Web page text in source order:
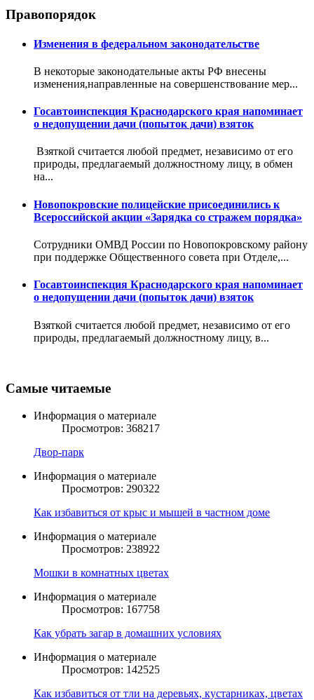
Правопорядок
Изменения в федеральном законодательстве
В некоторые законодательные акты РФ внесены
изменения,направленные на совершенствование мер...
Госавтоинспекция Краснодарского края напоминает
о недопущении дачи (попыток дачи) взяток
Взяткой считается любой предмет, независимо от его
природы, предлагаемый должностному лицу, в обмен
на...
Новопокровские полицейские присоединились к
Всероссийской акции «Зарядка со стражем порядка»
Сотрудники ОМВД России по Новопокровскому району
при поддержке Общественного совета при Отделе,...
Госавтоинспекция Краснодарского края напоминает
о недопущении дачи (попыток дачи) взяток
Взяткой считается любой предмет, независимо от его
природы, предлагаемый должностному лицу, в...
Самые читаемые
Информация о материале
Просмотров: 368217
Двор-парк
Информация о материале
Просмотров: 290322
Как избавиться от крыс и мышей в частном доме
Информация о материале
Просмотров: 238922
Мошки в комнатных цветах
Информация о материале
Просмотров: 167758
Как убрать загар в домашних условиях
Информация о материале
Просмотров: 142525
Как избавиться от тли на деревьях, кустарниках, цветах